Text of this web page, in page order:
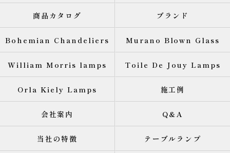
商品カタログ ブランド
Bohemian Chandeliers Murano Blown Glass
William Morris lamps Toile De Jouy Lamps
Orla Kiely Lamps 施工例
会社案内 Q&A
当社の特徴 テーブルランプ